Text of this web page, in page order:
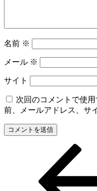
名前 ※
メール ※
サイト
次回のコメントで使
前、メールアドレス、サ